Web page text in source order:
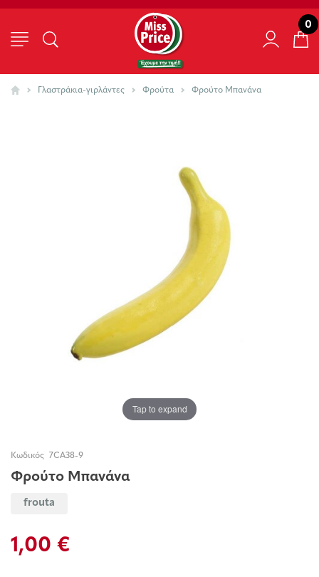
0
Γλαστράκια-γιρλάντες Φρούτα Φρούτο Μπανάνα
Tap to expand
Κωδικός 7CA38-9
Φρούτο Μπανάνα
frouta
1,00 €